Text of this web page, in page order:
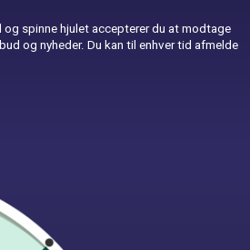
spinne hjulet accepterer du at modtage
og nyheder. Du kan til enhver tid afmelde